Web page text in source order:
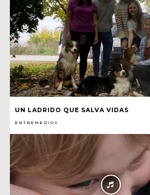
UN LADRIDO QUE SALVA VIDAS
ENTREMEDIOS